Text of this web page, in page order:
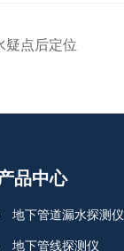
疑点后定位
品中心
地下管道漏水探测仪
地下管线探测仪